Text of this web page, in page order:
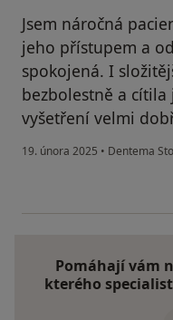
Jsem náročná
jeho přístupem a
spokojená. I
bezbolestně a
vyšetření velmi
19. února 2025 • Dentema
Pomáhají vám
kterého